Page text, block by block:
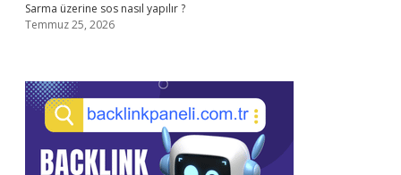
Sarma üzerine sos nasıl yapılır ?
Temmuz 25, 2026